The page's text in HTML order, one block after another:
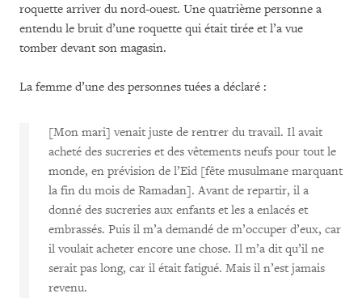
roquette arriver du nord-ouest. Une quatrième personne a
entendu le bruit d’une roquette qui était tirée et l’a vue
tomber devant son magasin.
La femme d’une des personnes tuées a déclaré :
[Mon mari] venait juste de rentrer du travail. Il avait
acheté des sucreries et des vêtements neufs pour tout le
monde, en prévision de l’Eid [fête musulmane marquant
la fin du mois de Ramadan]. Avant de repartir, il a
donné des sucreries aux enfants et les a enlacés et
embrassés. Puis il m’a demandé de m’occuper d’eux, car
il voulait acheter encore une chose. Il m’a dit qu’il ne
serait pas long, car il était fatigué. Mais il n’est jamais
revenu.